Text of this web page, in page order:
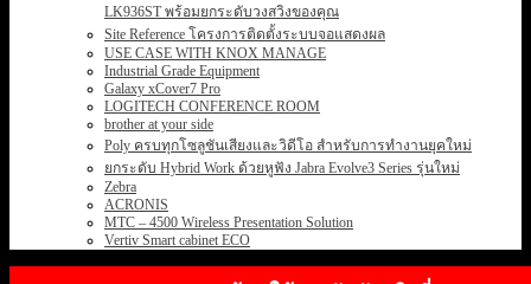
LK936ST พร้อมยกระดับวงสวิงของคุณ
Site Reference โครงการติดตั้งระบบจอแสดงผล
USE CASE WITH KNOX MANAGE
Industrial Grade Equipment
Galaxy xCover7 Pro
LOGITECH CONFERENCE ROOM
brother at your side
Poly ครบทุกโซลูชันเสียงและวิดีโอ สำหรับการทำงานยุคใหม่
ยกระดับ Hybrid Work ด้วยหูฟัง Jabra Evolve3 Series รุ่นใหม่
Zebra
ACRONIS
MTC – 4500 Wireless Presentation Solution
Vertiv Smart cabinet ECO